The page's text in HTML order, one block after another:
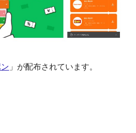
」が配布されています。